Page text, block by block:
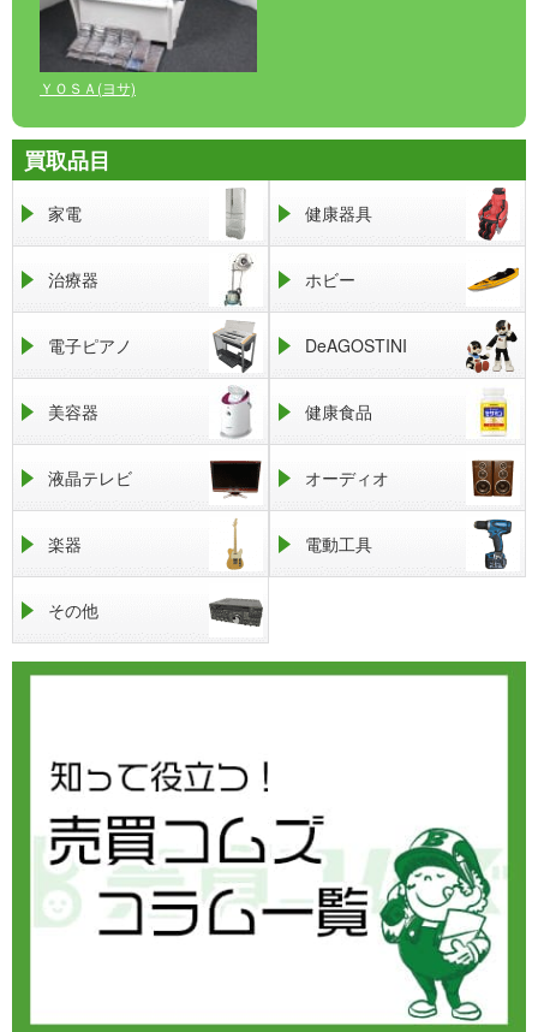
ＹＯＳＡ(ヨサ)
買取品目
家電 健康器具
治療器 ホビー
電子ピアノ DeAGOSTINI
美容器 健康食品
液晶テレビ オーディオ
楽器 電動工具
その他